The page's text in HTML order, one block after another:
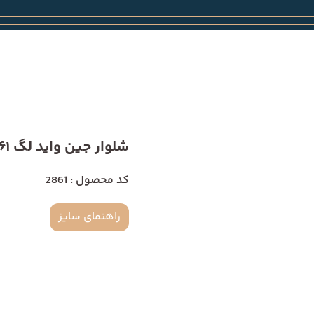
شلوار جین واید لگ 2861
کد محصول : 2861
راهنمای سایز